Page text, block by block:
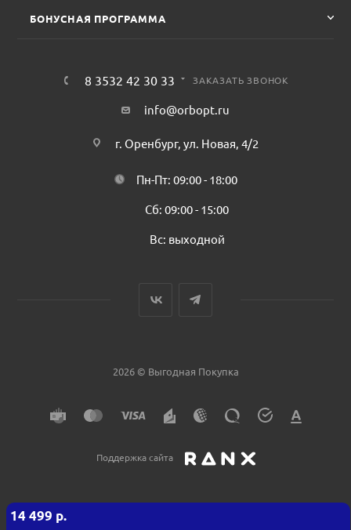
14 499 р.
БОНУСНАЯ ПРОГРАММА
8 3532 42 30 33 ЗАКАЗАТЬ ЗВОНОК
info@orbopt.ru
г. Оренбург, ул. Новая, 4/2
Пн-Пт: 09:00 - 18:00
Сб: 09:00 - 15:00
Вс: выходной
2026 © Выгодная Покупка
Поддержка сайта